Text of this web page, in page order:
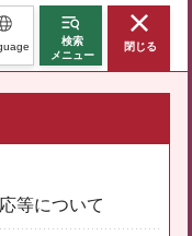
検索
メニュー
閉じる
等について